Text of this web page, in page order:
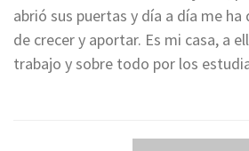
abrió sus puertas y día a día me
de crecer y aportar. Es mi casa, a
trabajo y sobre todo por los